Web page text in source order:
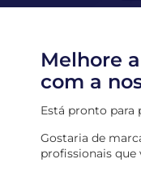
Melhore
com a
Está pronto para
Gostaria de
profissionais